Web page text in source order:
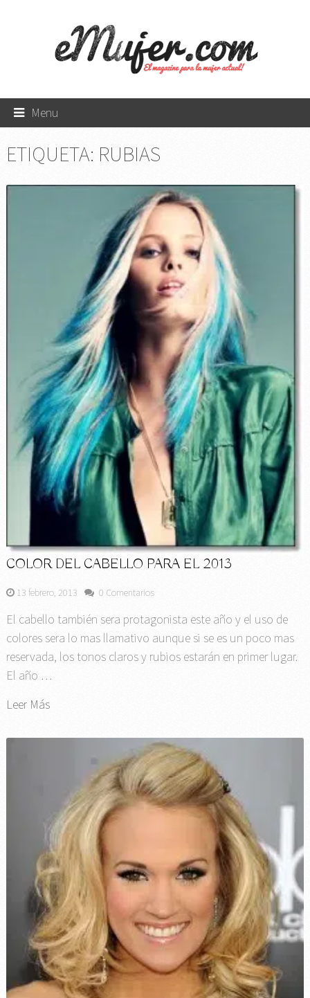
Menu
ETIQUETA: RUBIAS
COLOR DEL CABELLO PARA EL 2013
13 febrero, 2013 0 Comentarios
El cabello también sera protagonista este año y el uso de
colores sera lo mas llamativo aunque si se es un poco mas
reservada, los tonos claros y rubios estarán en primer lugar.
El año …
Leer Más